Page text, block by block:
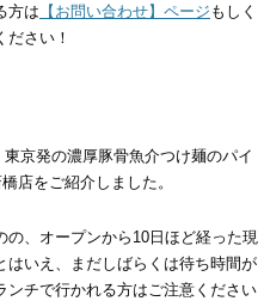
方は 【お問い合わせ】ページ もしく
ださい！
京発の濃厚豚骨魚介つけ麺のパイ
店をご紹介しました。
の、オープンから10日ほど経った現
いえ、まだしばらくは待ち時間が
チで行かれる方はご注意ください